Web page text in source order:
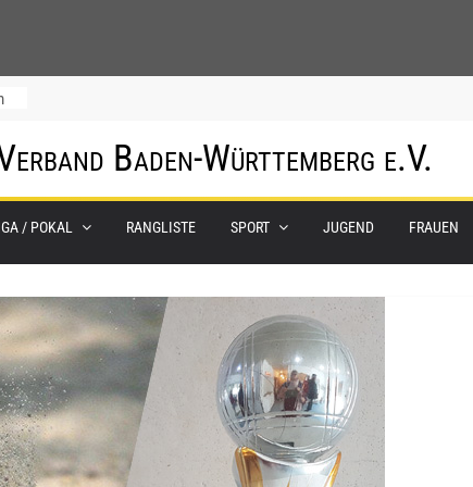
Baden-Württemberg e.V.
/ POKAL RANGLISTE SPORT JUGEND FRAUEN